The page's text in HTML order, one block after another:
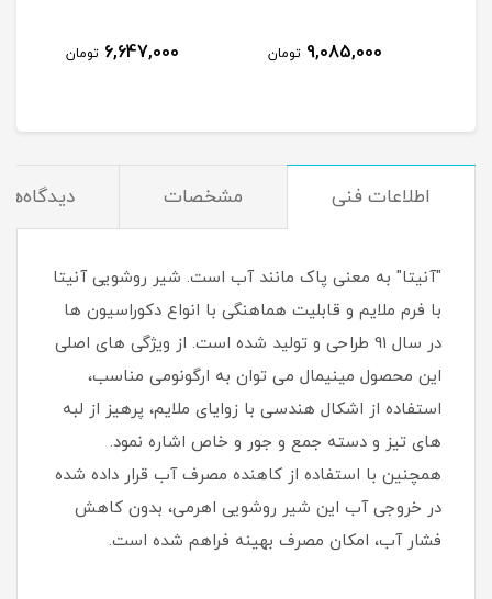
9,085,000 تومان 6,647,000 تومان
اطلاعات فنی مشخصات دیدگاه‌ها
"آنیتا" به معنی پاک مانند آب است. شیر روشویی آنیتا
با فرم ملایم و قابلیت هماهنگی با انواع دکوراسیون ها
در سال 91 طراحی و تولید شده است. از ویژگی های اصلی
این محصول مینیمال می توان به ارگونومی مناسب،
استفاده از اشکال هندسی با زوایای ملایم، پرهیز از لبه
های تیز و دسته جمع و جور و خاص اشاره نمود.
همچنین با استفاده از کاهنده مصرف آب قرار داده شده
در خروجی آب این شیر روشویی اهرمی، بدون کاهش
فشار آب، امکان مصرف بهینه فراهم شده است.